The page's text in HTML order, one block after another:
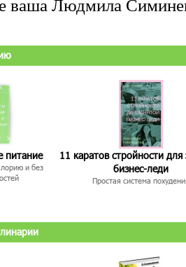
ваша Людмила
питание
и без
11 каратов стройности для
бизнес-леди
Простая система